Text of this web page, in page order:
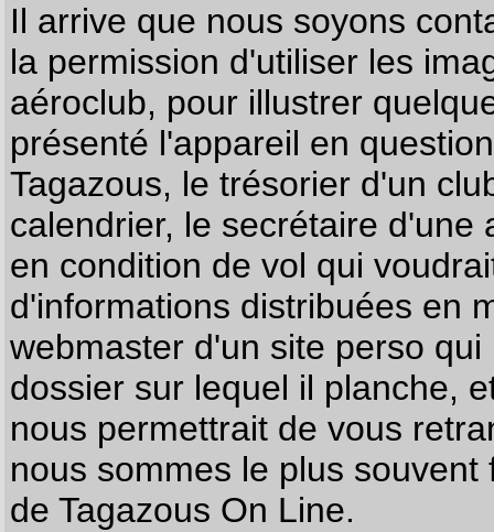
Il arrive que nous soyons
la permission d'utiliser les
aéroclub, pour illustrer
présenté l'appareil en
Tagazous, le trésorier d'un
calendrier, le secrétaire
en condition de vol qui
d'informations distribuées en
webmaster d'un site perso
dossier sur lequel il planche,
nous permettrait de vous
nous sommes le plus
de Tagazous On Line.